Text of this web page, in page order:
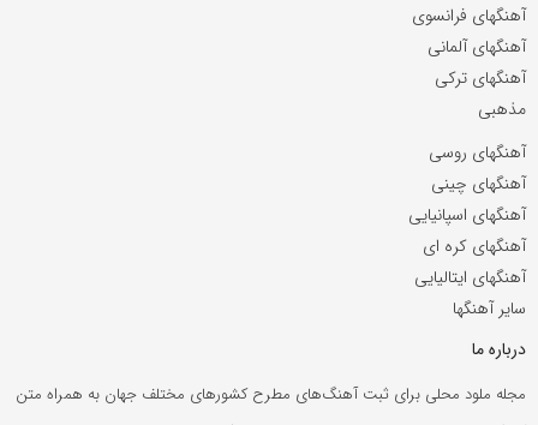
آهنگهای فرانسوی
آهنگهای آلمانی
آهنگهای ترکی
مذهبی
آهنگهای روسی
آهنگهای چینی
آهنگهای اسپانیایی
آهنگهای کره ای
آهنگهای ایتالیایی
سایر آهنگها
درباره ما
مجله ملود محلی برای ثبت آهنگ‌های مطرح کشورهای مختلف جهان به همراه متن